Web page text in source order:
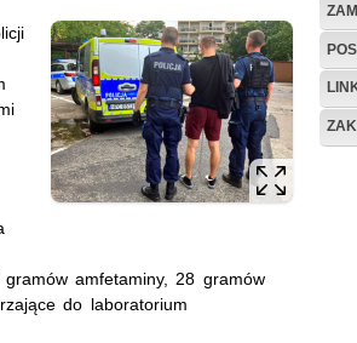
amfetaminy, 28 gramów
do laboratorium